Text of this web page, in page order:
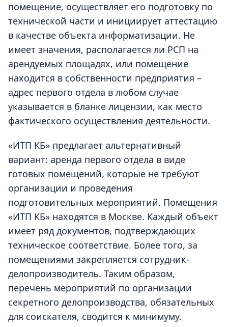
помещение, осуществляет его подготовку по
технической части и инициирует аттестацию
в качестве объекта информатизации. Не
имеет значения, располагается ли РСП на
арендуемых площадях, или помещение
находится в собственности предприятия –
адрес первого отдела в любом случае
указывается в бланке лицензии, как место
фактического осуществления деятельности.
«ИТП КБ» предлагает альтернативный
вариант: аренда первого отдела в виде
готовых помещений, которые не требуют
организации и проведения
подготовительных мероприятий. Помещения
«ИТП КБ» находятся в Москве. Каждый объект
имеет ряд документов, подтверждающих
техническое соответствие. Более того, за
помещениями закрепляется сотрудник-
делопроизводитель. Таким образом,
перечень мероприятий по организации
секретного делопроизводства, обязательных
для соискателя, сводится к минимуму.